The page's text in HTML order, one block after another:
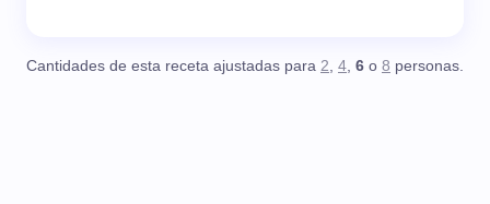
Cantidades de esta receta ajustadas para 2, 4, 6 o 8 personas.